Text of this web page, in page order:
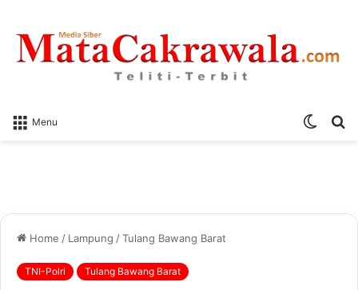
Menu
Switch
Home / Lampung /Tulang Bawang Barat
TNI-Polri Tulang Bawang Barat